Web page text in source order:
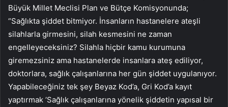
Büyük Millet Meclisi Plan ve Bütçe Komisyonunda;
“Sağlıkta şiddet bitmiyor. İnsanların hastanelere ateşli
silahlarla girmesini, silah kesmesini ne zaman
engelleyeceksiniz? Silahla hiçbir kamu kurumuna
giremezsiniz ama hastanelerde insanlara ateş ediliyor,
doktorlara, sağlık çalışanlarına her gün şiddet uygulanıyor.
Yapabileceğiniz tek şey Beyaz Kod’a, Gri Kod’a kayıt
yaptırmak ‘Sağlık çalışanlarına yönelik şiddetin yapısal bir